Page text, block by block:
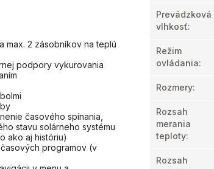
max. 2 zásobníkov na teplú
podpory vykurovania
časového spínania,
stavu solárneho systému
ako aj históriu)
programov (v
Prevádzková
vlhkosť:
Režim
ovládania:
Rozmery:
Rozsah
merania
teploty:
Rozsah